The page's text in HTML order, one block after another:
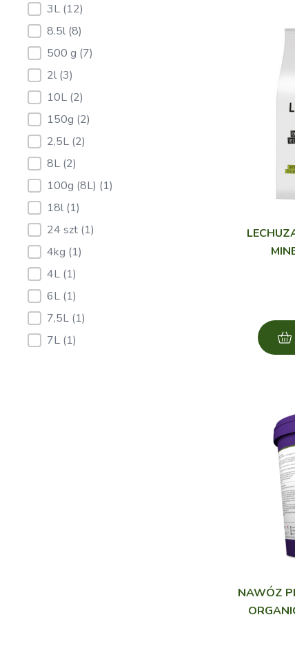
3L (12)
8.5l (8)
500 g (7)
2l (3)
10L (2)
150g (2)
2,5L (2)
8L (2)
100g (8L) (1)
18l (1)
24 szt (1)
4kg (1)
4L (1)
6L (1)
7,5L (1)
7L (1)
NAWÓZ